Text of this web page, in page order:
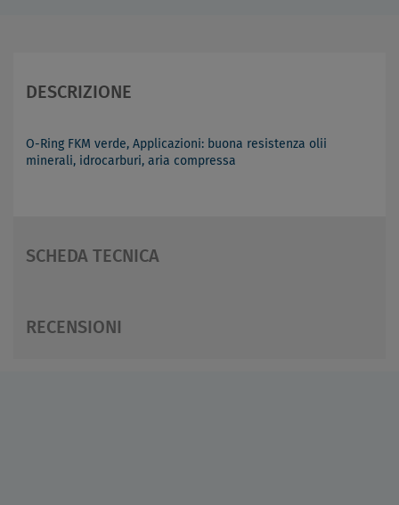
DESCRIZIONE
O-Ring FKM verde, Applicazioni: buona resistenza olii
minerali, idrocarburi, aria compressa
SCHEDA TECNICA
RECENSIONI